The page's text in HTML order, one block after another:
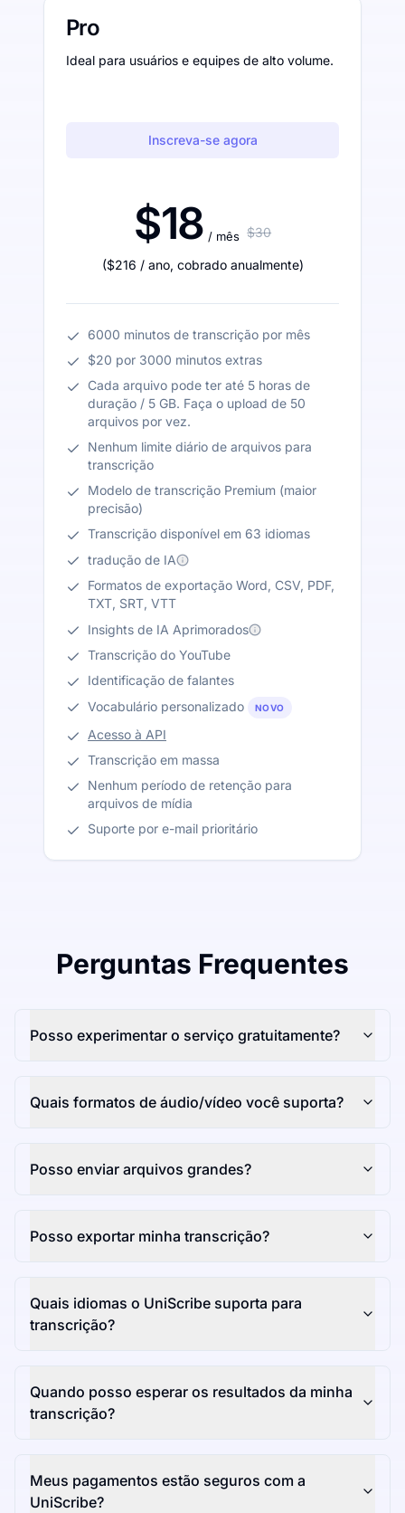
Pro
Ideal para usuários e equipes de alto volume.
Inscreva-se agora
$18 / mês $30
($216 / ano, cobrado anualmente)
6000 minutos de transcrição por mês
$20 por 3000 minutos extras
Cada arquivo pode ter até 5 horas de
duração / 5 GB. Faça o upload de 50
arquivos por vez.
Nenhum limite diário de arquivos para
transcrição
Modelo de transcrição Premium (maior
precisão)
Transcrição disponível em 63 idiomas
tradução de IA
Formatos de exportação Word, CSV, PDF,
TXT, SRT, VTT
Insights de IA Aprimorados
Transcrição do YouTube
Identificação de falantes
Vocabulário personalizado
NOVO
Acesso à API
Transcrição em massa
Nenhum período de retenção para
arquivos de mídia
Suporte por e-mail prioritário
Perguntas Frequentes
Posso experimentar o serviço gratuitamente?
Quais formatos de áudio/vídeo você suporta?
Posso enviar arquivos grandes?
Posso exportar minha transcrição?
Quais idiomas o UniScribe suporta para
transcrição?
Quando posso esperar os resultados da minha
transcrição?
Meus pagamentos estão seguros com a
UniScribe?